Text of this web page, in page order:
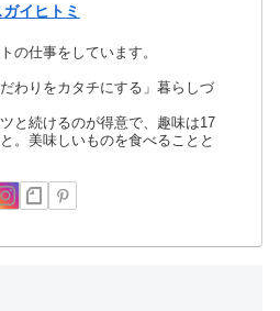
ガイヒトミ
の仕事をしています。
わりをカタチにする」暮らしづ
と続けるのが得意で、趣味は17
。美味しいものを食べることと